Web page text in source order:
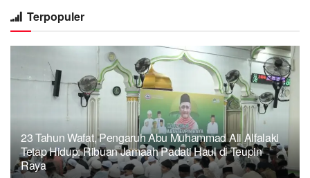
Terpopuler
23 Tahun Wafat, Pengaruh Abu Muhammad Ali Alfalaki
Tetap Hidup: Ribuan Jamaah Padati Haul di Teupin
Raya